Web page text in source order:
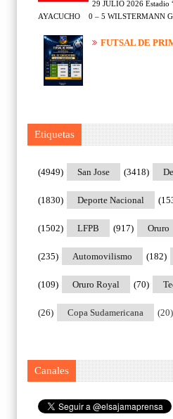
29 JULIO 2026 Estadio
AYACUCHO 0 – 5 WILSTERMANN
FUTSAL DE
Etiquetas
San Jose
(4949) (3418)
Deporte Nacional
(1830)
LFPB
(1502) Oruro
(917)
Automovilismo
(235) (182)
Oruro Royal
(109) (70)
Copa Sudamericana
(26) (20)
Canales